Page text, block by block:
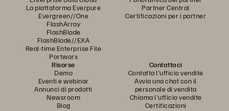
La piattaforma Everpure
Evergreen//One
FlashArray
FlashBlade
FlashBlade//EXA
Real-time Enterprise File
Portworx
Partner Central
Certificazioni per i partner
Risorse
Demo
Eventi e webinar
Annunci di prodotti
Newsroom
Blog
Contattaci
Contatta l'ufficio vendite
Avvia una chat con il
personale di vendita
Chiama l'ufficio vendite
Certificazioni